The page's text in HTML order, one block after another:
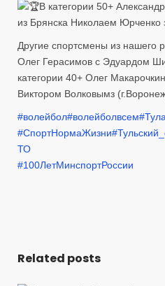
В категории 50+
из Брянска Николаем Юрченко
Другие спортсмены из нашего
Олег Герасимов с Эдуардом
категории 40+ Олег
Виктором Волковымз
#волейбол#волейболвсем#Тула
#СпортНормаЖизни
ТО
#100ЛетМинспортРоссии
Related posts